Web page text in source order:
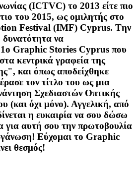
(ICTVC) το 2013 είτε πιο
του 2015, ως ομιλητής στο
Festival (IMF) Cyprus. Tην
δυνατότητα να
Graphic Stories Cyprus που
κεντρικά γραφεία της
και όπως αποδείχθηκε
τον τίτλο του ως μια
Σχεδιαστών Οπτικής
(και όχι μόνο). Αγγελική, από
η ευκαιρία να σου δώσω
για αυτή σου την πρωτοβουλία
Εύχομαι το Graphic
θεσμός!